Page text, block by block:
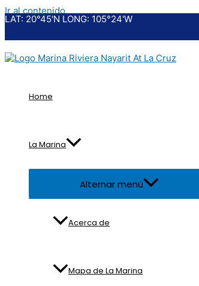
Ir al contenido
LAT: 20°45'N LONG: 105°24'W
Home
La Marina
Alternar menú
Acerca de
Mapa de La Marina